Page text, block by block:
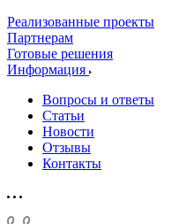
Реализованные проекты
Партнерам
Готовые решения
Информация
Вопросы и ответы
Статьи
Новости
Отзывы
Контакты